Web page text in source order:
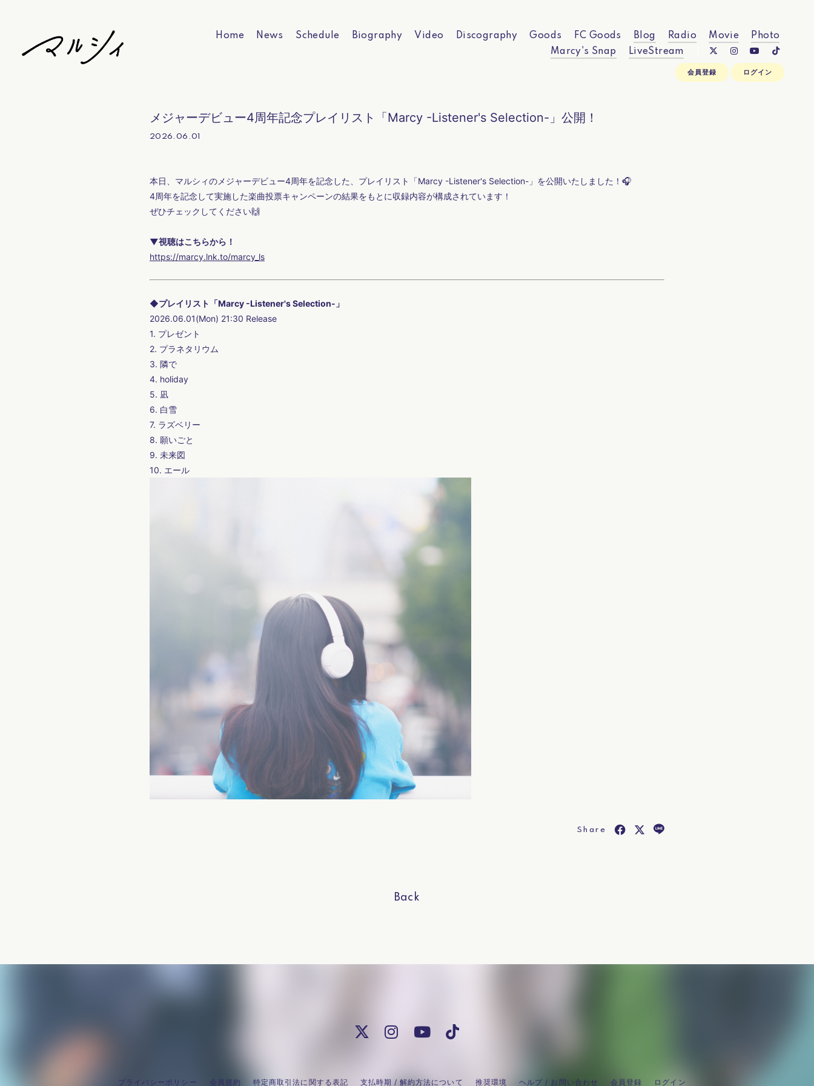
Home News Schedule Biography Video Discography Goods FC Goods Blog Radio Movie
Photo
Marcy's Snap
LiveStream
会員登録 ログイン
メジャーデビュー4周年記念プレイリスト「Marcy -Listener's Selection-」公開！
2026.06.01
本日、マルシィのメジャーデビュー4周年を記念した、プレイリスト「Marcy -Listener's Selection-」を公開いたしました！🎧
4周年を記念して実施した楽曲投票キャンペーンの結果をもとに収録内容が構成されています！
ぜひチェックしてください🙌
▼視聴はこちらから！
https://marcy.lnk.to/marcy_ls
◆プレイリスト「Marcy -Listener's Selection-」
2026.06.01(Mon) 21:30 Release
1. プレゼント
2. プラネタリウム
3. 隣で
4. holiday
5. 凪
6. 白雪
7. ラズベリー
8. 願いごと
9. 未来図
10. エール
Share
Back
プライバシーポリシー 会員規約 特定商取引法に関する表記 支払時期 / 解約方法について 推奨環境 ヘルプ / お問い合わせ 会員登録 ログイン